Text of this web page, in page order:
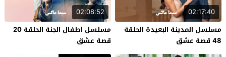
02:17:40
مسلسل المدينة البعيدة الحلقة
48 قصة عشق
02:08:52
مسلسل اطفال الجنة الحلقة 20
قصة عشق